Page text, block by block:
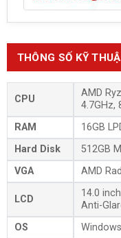
THÔNG SỐ KỸ
CPU
AMD
4.7GHz,
RAM
16GB
Hard Disk
512GB
VGA
AMD
LCD
14.0
Anti-
OS